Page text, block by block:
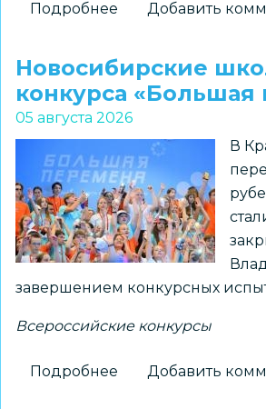
Подробнее
установит
флаг
региона
Северном
полюсе
Добавить
Новосибирские
конкурса «Большая
05 августа 2026
В
завершением конкурсных
Всероссийские конкурсы
Подробнее Добавить